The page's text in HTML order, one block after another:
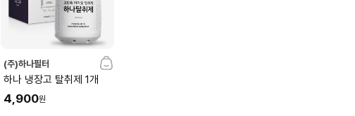
(주)하나필터
하나 냉장고 탈취제 1개
4,900원